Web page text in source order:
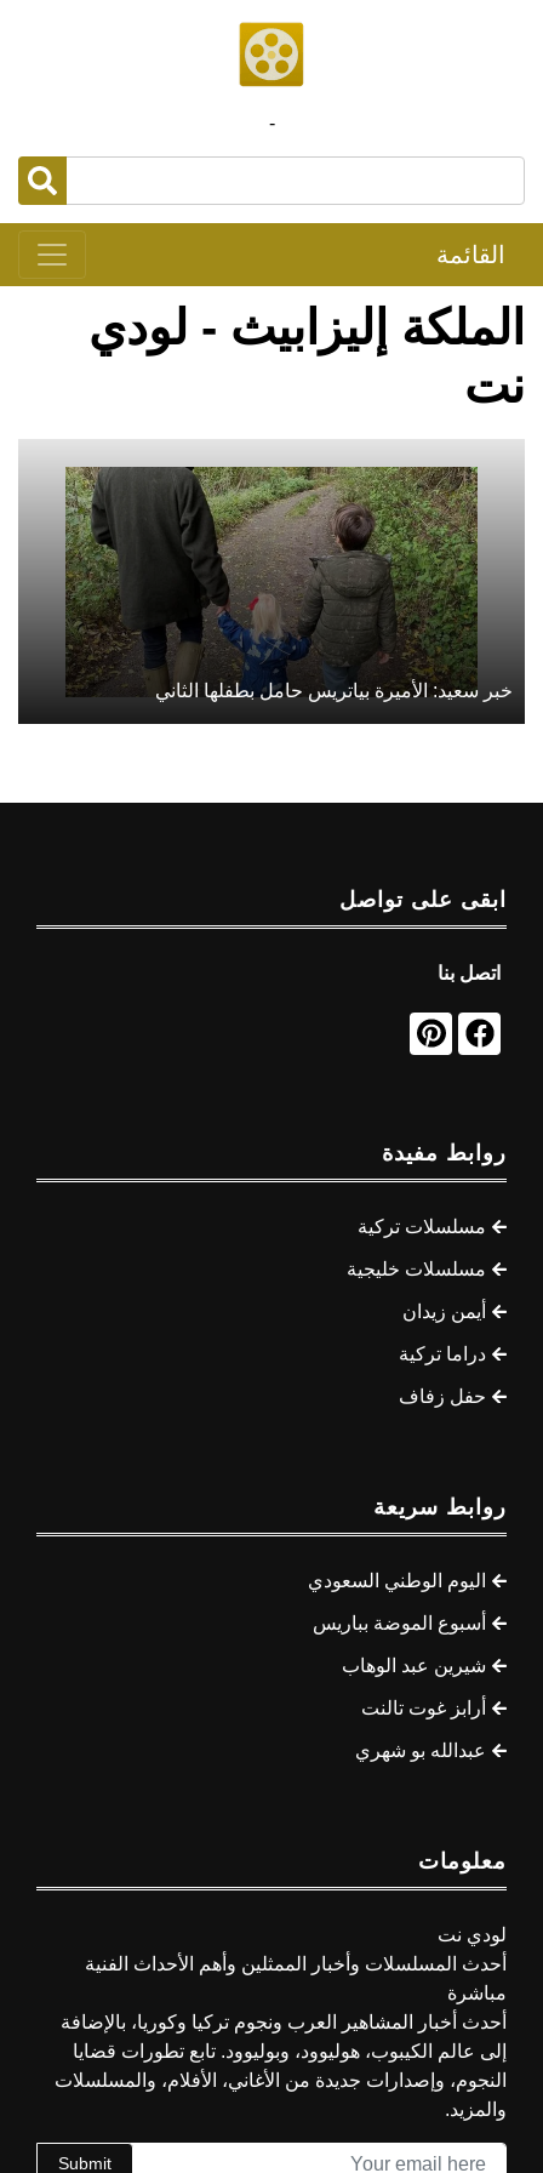
-
القائمة
الملكة إليزابيث - لودي
نت
خبر سعيد: الأميرة بياتريس حامل بطفلها الثاني
ابقى على تواصل
اتصل بنا
روابط مفيدة
مسلسلات تركية
مسلسلات خليجية
أيمن زيدان
دراما تركية
حفل زفاف
روابط سريعة
اليوم الوطني السعودي
أسبوع الموضة بباريس
شيرين عبد الوهاب
أرابز غوت تالنت
عبدالله بو شهري
معلومات
لودي نت
أحدث المسلسلات وأخبار الممثلين وأهم الأحداث الفنية
مباشرة
أحدث أخبار المشاهير العرب ونجوم تركيا وكوريا، بالإضافة
إلى عالم الكيبوب، هوليوود، وبوليوود. تابع تطورات قضايا
النجوم، وإصدارات جديدة من الأغاني، الأفلام، والمسلسلات
والمزيد.
Submit